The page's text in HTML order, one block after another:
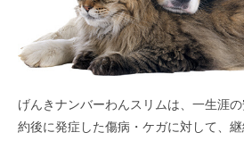
げんきナンバーわんスリムは、一生涯
約後に発症した傷病・ケガに対して、